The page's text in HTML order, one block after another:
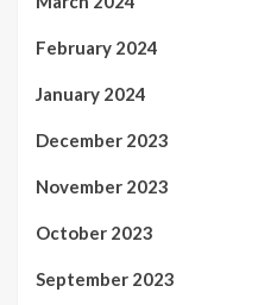
February 2024
January 2024
December 2023
November 2023
October 2023
September 2023